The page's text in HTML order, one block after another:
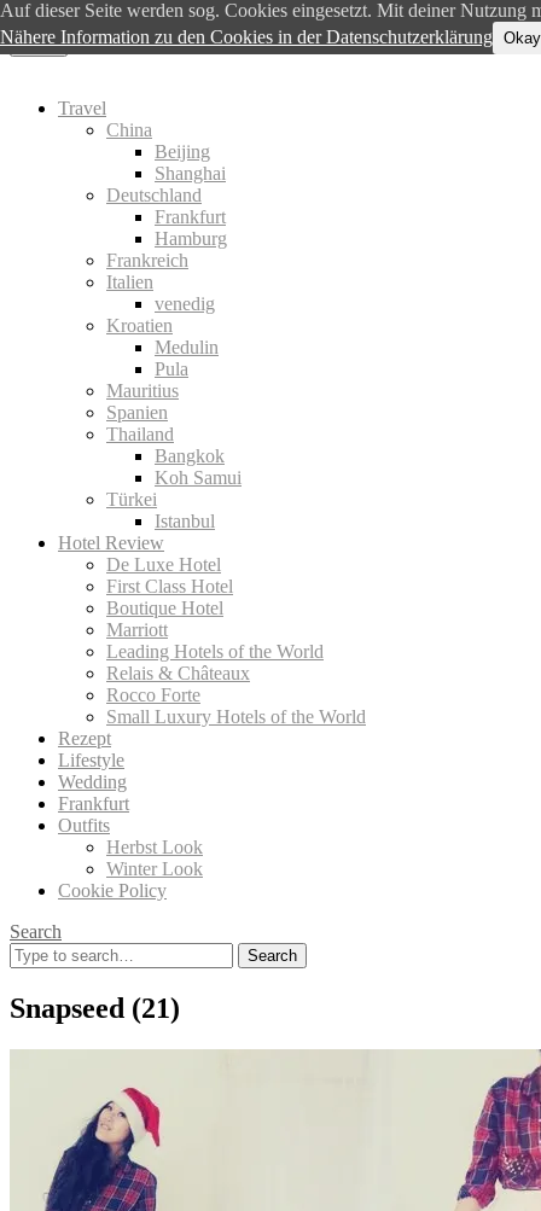
Menu
Travel
China
Beijing
Shanghai
Deutschland
Frankfurt
Hamburg
Frankreich
Italien
venedig
Kroatien
Medulin
Pula
Mauritius
Spanien
Thailand
Bangkok
Koh Samui
Türkei
Istanbul
Hotel Review
De Luxe Hotel
First Class Hotel
Boutique Hotel
Marriott
Leading Hotels of the World
Relais & Châteaux
Rocco Forte
Small Luxury Hotels of the World
Rezept
Lifestyle
Wedding
Frankfurt
Outfits
Herbst Look
Winter Look
Cookie Policy
Search
Search
for:
Snapseed (21)
Auf dieser Seite werden sog. Cookies eingesetzt. Mit deiner Nutzung
Nähere Information zu den Cookies in der Datenschutzerklärung